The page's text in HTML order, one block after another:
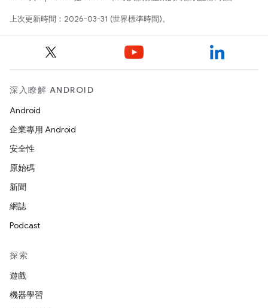
上次更新時間：2026-03-31 (世界標準時間)。
深入瞭解 ANDROID
Android
企業專用 Android
安全性
原始碼
新聞
網誌
Podcast
探索
遊戲
機器學習